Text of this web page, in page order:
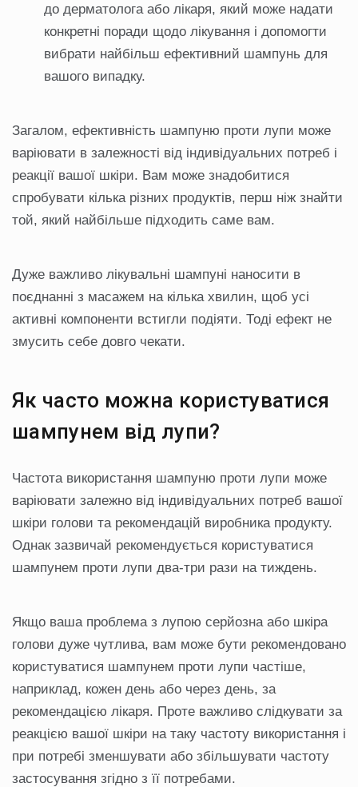
до дерматолога або лікаря, який може надати
конкретні поради щодо лікування і допомогти
вибрати найбільш ефективний шампунь для
вашого випадку.
Загалом, ефективність шампуню проти лупи може
варіювати в залежності від індивідуальних потреб і
реакції вашої шкіри. Вам може знадобитися
спробувати кілька різних продуктів, перш ніж знайти
той, який найбільше підходить саме вам.
Дуже важливо лікувальні шампуні наносити в
поєднанні з масажем на кілька хвилин, щоб усі
активні компоненти встигли подіяти. Тоді ефект не
змусить себе довго чекати.
Як часто можна користуватися
шампунем від лупи?
Частота використання шампуню проти лупи може
варіювати залежно від індивідуальних потреб вашої
шкіри голови та рекомендацій виробника продукту.
Однак зазвичай рекомендується користуватися
шампунем проти лупи два-три рази на тиждень.
Якщо ваша проблема з лупою серйозна або шкіра
голови дуже чутлива, вам може бути рекомендовано
користуватися шампунем проти лупи частіше,
наприклад, кожен день або через день, за
рекомендацією лікаря. Проте важливо слідкувати за
реакцією вашої шкіри на таку частоту використання і
при потребі зменшувати або збільшувати частоту
застосування згідно з її потребами.